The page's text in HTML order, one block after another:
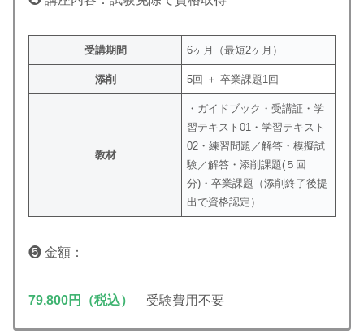
受講期間 6ヶ月（最短2ヶ月）
添削 5回 ＋ 卒業課題1回
教材
・ガイドブック・受講証・学
習テキスト01・学習テキスト
02・練習問題／解答・模擬試
験／解答・添削課題(５回
分)・卒業課題（添削終了後提
出で資格認定）
❺ 金額：
79,800円（税込） 受験費用不要